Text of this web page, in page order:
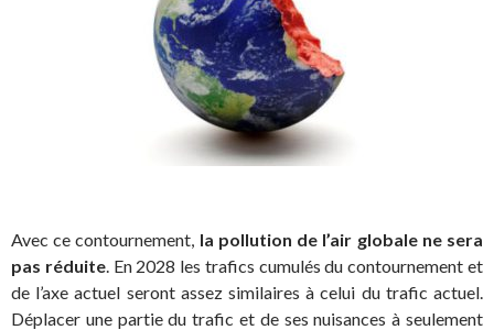
Avec ce contournement, la pollution de l’air globale ne sera
pas réduite. En 2028 les trafics cumulés du contournement et
de l’axe actuel seront assez similaires à celui du trafic actuel.
Déplacer une partie du trafic et de ses nuisances à seulement